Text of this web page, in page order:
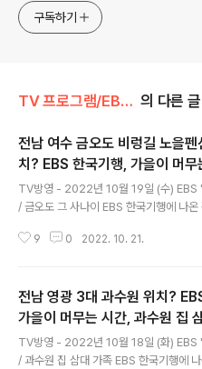
식하는 미드가 있는~ /// 사회적 이슈
구독하기
TV 프로그램/EBS 한국기행 의 다른 글
전남 여수 금오도 비렁길 노을펜
치? EBS 한국기행, 가을이 머무
도 그 사나이, 여수시 남면 금오
노을펜션 어디? / 전라남도 여수
TV방영 - 2022년 10월 19일 (수) EBS '한
/ 금오도 그 사나이 EBS 한국기행에 나온
렀다가 금오도의 매력에 반해 금오도에 정
고 합니다. 여수 금오도 노을펜션(식당) 주
수시 남면 직포길 18 (지번) 전남 여수시
5-2 * 네이버 지도에서는 노을펜션으로
음카카오 지도에서는 노을펜션식당으로
9 0 2022. 10. 21.
전남 영광 3대 과수원 위치?
가을이 머무는 시간, 과수원 집
광군 대마면 박이준 씨 부부 태
수농원 어디? / 전라남도 영광군
TV방영 - 2022년 10월 18일 (화) EBS '한
/ 과수원 집 삼대 가족 EBS 한국기행에